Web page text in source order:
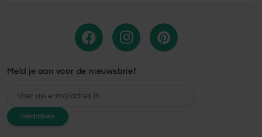
Meld je aan voor de nieuwsbrief
E-mailadres
Inschrijven